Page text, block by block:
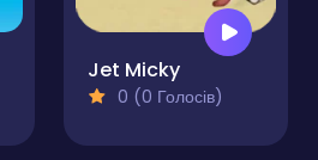
Jet Micky
0 (0 Голосів)